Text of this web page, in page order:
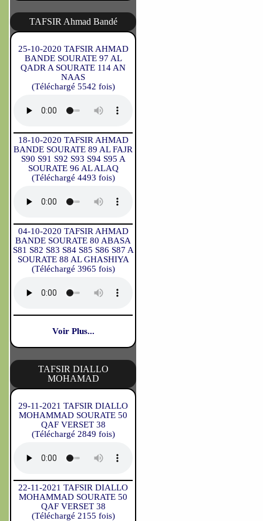
TAFSIR Ahmad Bandé
25-10-2020 TAFSIR AHMAD
BANDE SOURATE 97 AL
QADR A SOURATE 114 AN
NAAS
(Téléchargé 5542 fois)
18-10-2020 TAFSIR AHMAD
BANDE SOURATE 89 AL FAJR
S90 S91 S92 S93 S94 S95 A
SOURATE 96 AL ALAQ
(Téléchargé 4493 fois)
04-10-2020 TAFSIR AHMAD
BANDE SOURATE 80 ABASA
S81 S82 S83 S84 S85 S86 S87 A
SOURATE 88 AL GHASHIYA
(Téléchargé 3965 fois)
Voir Plus...
TAFSIR DIALLO
MOHAMAD
29-11-2021 TAFSIR DIALLO
MOHAMMAD SOURATE 50
QAF VERSET 38
(Téléchargé 2849 fois)
22-11-2021 TAFSIR DIALLO
MOHAMMAD SOURATE 50
QAF VERSET 38
(Téléchargé 2155 fois)